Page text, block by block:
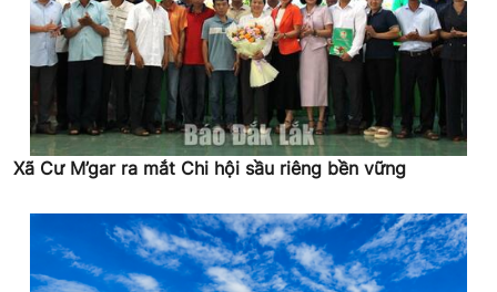
Xã Cư M’gar ra mắt Chi hội sầu riêng bền vững